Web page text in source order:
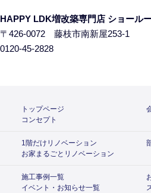
HAPPY LDK増改築専門店 ショール
〒426-0072 藤枝市南新屋253-1
0120-45-2828
トップページ
コンセプト
1階だけリノベーション
お家まるごとリノベーション
施工事例一覧
イベント・お知らせ一覧